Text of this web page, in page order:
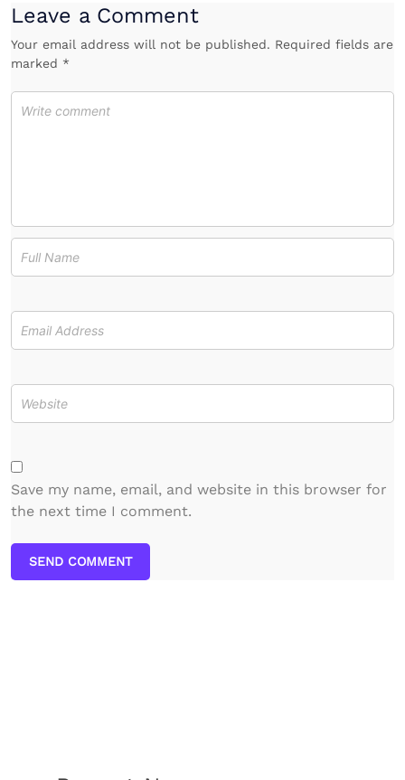
Leave a Comment
Your email address will not be published. Required fields are
marked *
Save my name, email, and website in this browser for
the next time I comment.
SEND COMMENT